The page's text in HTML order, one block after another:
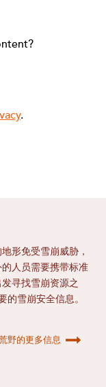
形免受雪崩威胁，
人员需要携带标准
寻找雪崩资源之
雪崩安全信息。
野的更多信息